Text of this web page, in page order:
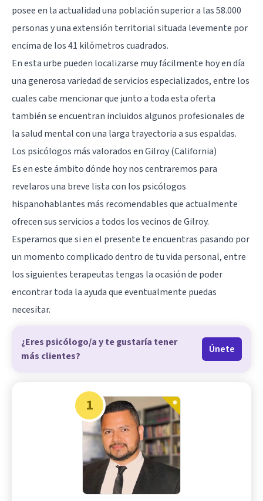
posee en la actualidad una población superior a las 58.000
personas y una extensión territorial situada levemente por
encima de los 41 kilómetros cuadrados.
En esta urbe pueden localizarse muy fácilmente hoy en día
una generosa variedad de servicios especializados, entre los
cuales cabe mencionar que junto a toda esta oferta
también se encuentran incluidos algunos profesionales de
la salud mental con una larga trayectoria a sus espaldas.
Los psicólogos más valorados en Gilroy (California)
Es en este ámbito dónde hoy nos centraremos para
revelaros una breve lista con los psicólogos
hispanohablantes más recomendables que actualmente
ofrecen sus servicios a todos los vecinos de Gilroy.
Esperamos que si en el presente te encuentras pasando por
un momento complicado dentro de tu vida personal, entre
los siguientes terapeutas tengas la ocasión de poder
encontrar toda la ayuda que eventualmente puedas
necesitar.
¿Eres psicólogo/a y te gustaría tener
más clientes?
Únete
1